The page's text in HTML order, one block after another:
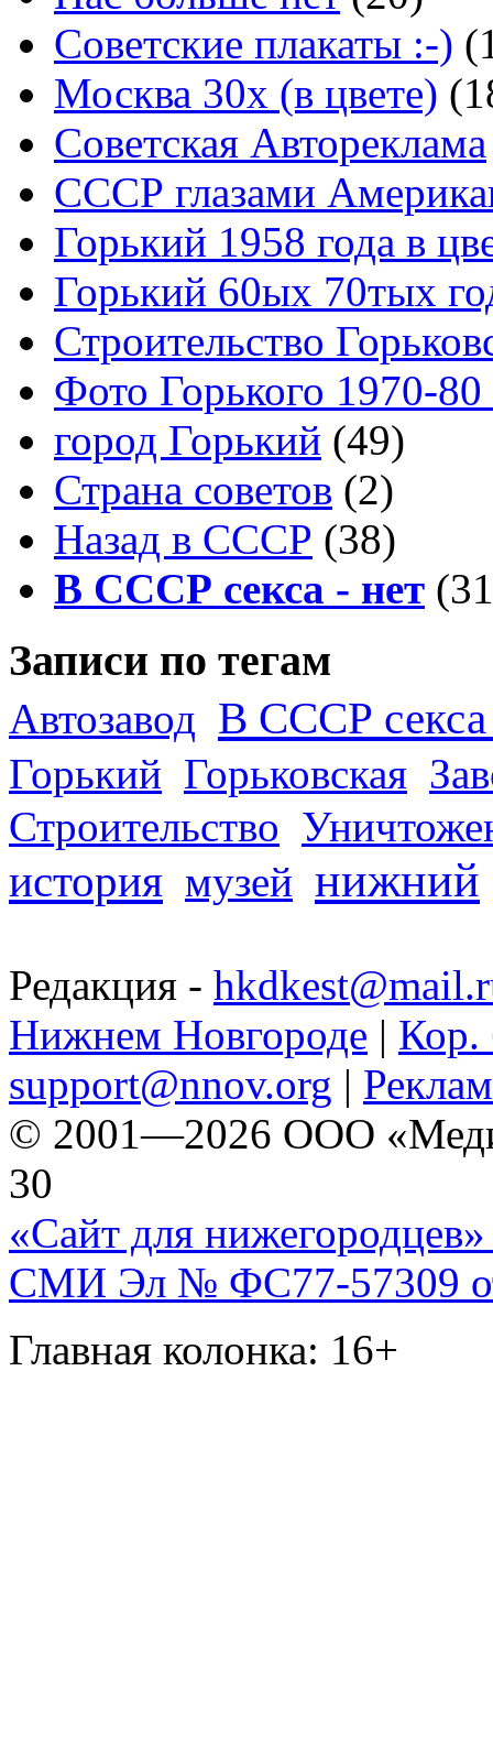
Советские плакаты :-)
Москва 30x (в цвете)
Советская Автореклама
СССР глазами
Горький 1958 года в
Горький 60ых 70тых
Строительство
Фото Горького 1970-80
город Горький (49)
Страна советов (2)
Назад в СССР (38)
В СССР секса - нет
Записи по тегам
Автозавод В СССР секса
Горький Горьковская
Строительство
история музей нижний
Редакция -
Нижнем Новгороде | Кор.
support@nnov.org |
© 2001—2026 ООО
30
«Сайт для нижегородцев»
СМИ Эл № ФС77-57309
Главная колонка: 16+